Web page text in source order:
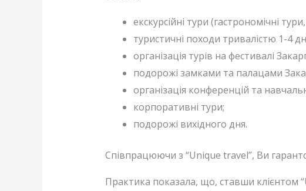
екскурсійні тури (гастрономічні
туристичні походи тривалістю 1-4
організація турів на фестивалі
подорожі замками та палацами
організація конференцій та
корпоративні тури;
подорожі вихідного дня.
Співпрацюючи з “Unique travel”, Ви
Практика показала, що, ставши клієнтом